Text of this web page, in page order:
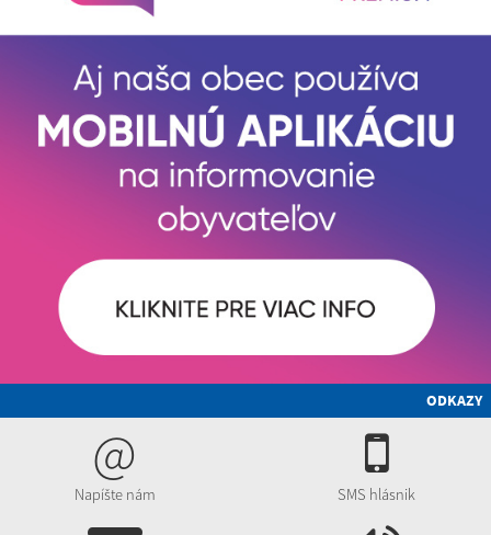
ODKAZY
@
Napíšte nám SMS hlásnik